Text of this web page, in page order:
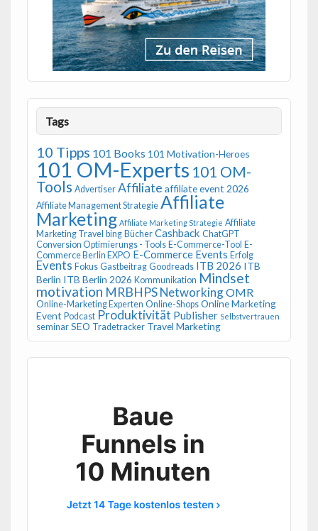
Tags
10 Tipps 101 Books 101 Motivation-Heroes
101 OM-Experts 101 OM-
Tools Advertiser Affiliate affiliate event 2026
Affiliate Management Strategie Affiliate
Marketing Affiliate Marketing Strategie Affiliate
Marketing Travel bing Bücher Cashback ChatGPT
Conversion Optimierungs - Tools E-Commerce-Tool E-
Commerce Berlin EXPO E-Commerce Events Erfolg
Events Fokus Gastbeitrag Goodreads ITB 2026 ITB
Berlin ITB Berlin 2026 Kommunikation Mindset
motivation MRBHPSNetworkingOMR
Online-Marketing Experten Online-Shops Online Marketing
Event Podcast Produktivität Publisher Selbstvertrauen
seminar SEO Tradetracker Travel Marketing